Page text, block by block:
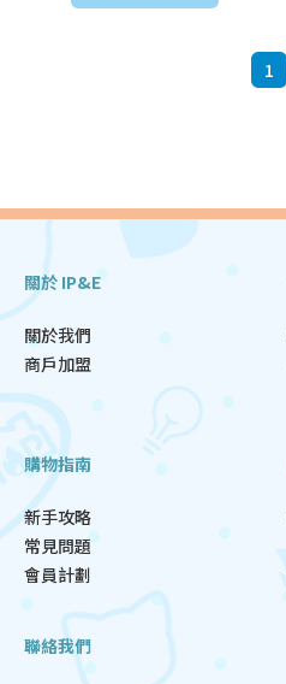
1
關於 IP&E
關於我們
商戶加盟
購物指南
新手攻略
常見問題
會員計劃
聯絡我們